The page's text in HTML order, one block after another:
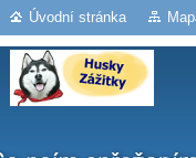
Úvodní stránka